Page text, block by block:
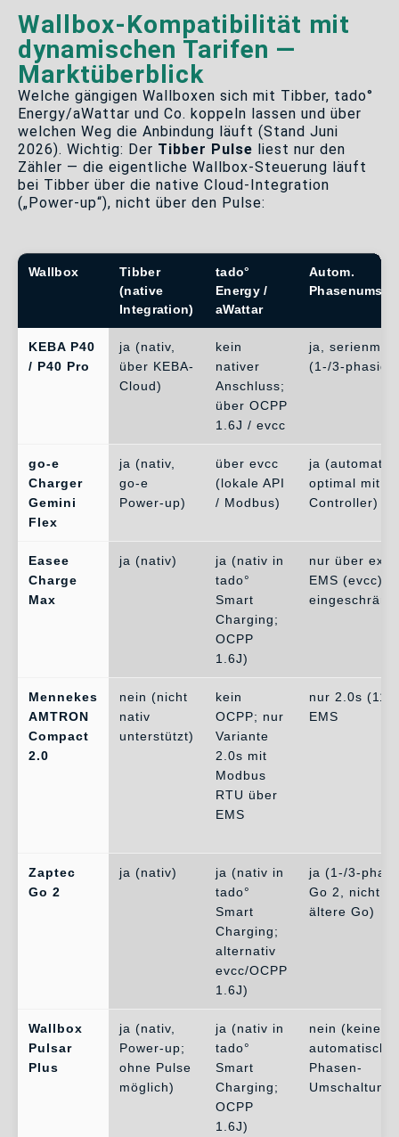
Wallbox-Kompatibilität mit
dynamischen Tarifen —
Marktüberblick
Welche gängigen Wallboxen sich mit Tibber, tado°
Energy/aWattar und Co. koppeln lassen und über
welchen Weg die Anbindung läuft (Stand Juni
2026). Wichtig: Der Tibber Pulse liest nur den
Zähler — die eigentliche Wallbox-Steuerung läuft
bei Tibber über die native Cloud-Integration
(„Power-up“), nicht über den Pulse:
Wallbox
Tibber
(native
Integration)
tado°
Energy /
aWattar
Autom.
KEBA P40
/ P40 Pro
ja (nativ,
über KEBA-
Cloud)
kein
nativer
Anschluss;
über OCPP
1.6J / evcc
ja,
(1-/3-phasig)
go-e
Charger
Gemini
Flex
ja (nativ,
go-e
Power-up)
über evcc
(lokale API
/ Modbus)
ja
optimal mit
Controller)
Easee
Charge
Max
ja (nativ)
ja (nativ in
tado°
Smart
Charging;
OCPP
1.6J)
nur über
EMS (evcc),
eingeschränkt
Mennekes
AMTRON
Compact
2.0
nein (nicht
nativ
unterstützt)
kein
OCPP; nur
Variante
2.0s mit
Modbus
RTU über
EMS
nur 2.0s (11
EMS
Zaptec
Go 2
ja (nativ)
ja (nativ in
tado°
Smart
Charging;
alternativ
evcc/OCPP
1.6J)
ja (1-/3-
Go 2, nicht
ältere Go)
Wallbox
Pulsar
Plus
ja (nativ,
Power-up;
ohne Pulse
möglich)
ja (nativ in
tado°
Smart
Charging;
OCPP
1.6J)
nein (keine
Phasen-
Umschaltung)